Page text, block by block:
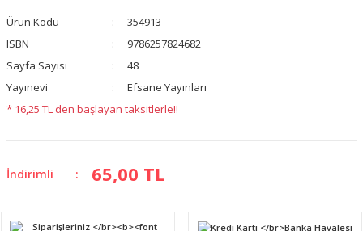
Ürün Kodu
354913
ISBN
9786257824682
Sayfa Sayısı
48
Yayınevi
Efsane Yayınları
* 16,25 TL den başlayan taksitlerle!!
İndirimli 65,00 TL